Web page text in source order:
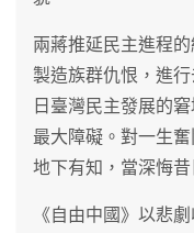
兩蔣推延民主進程
製造族群仇恨，進
日臺灣民主發展的
最大障礙。對一生
地下有知，當深悔昔
《自由中國》以悲